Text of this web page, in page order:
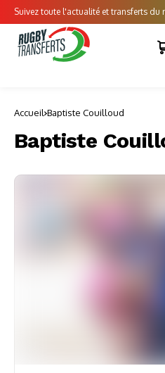
Suivez toute l'actualité et transferts du
Accueil Baptiste Couilloud
Baptiste